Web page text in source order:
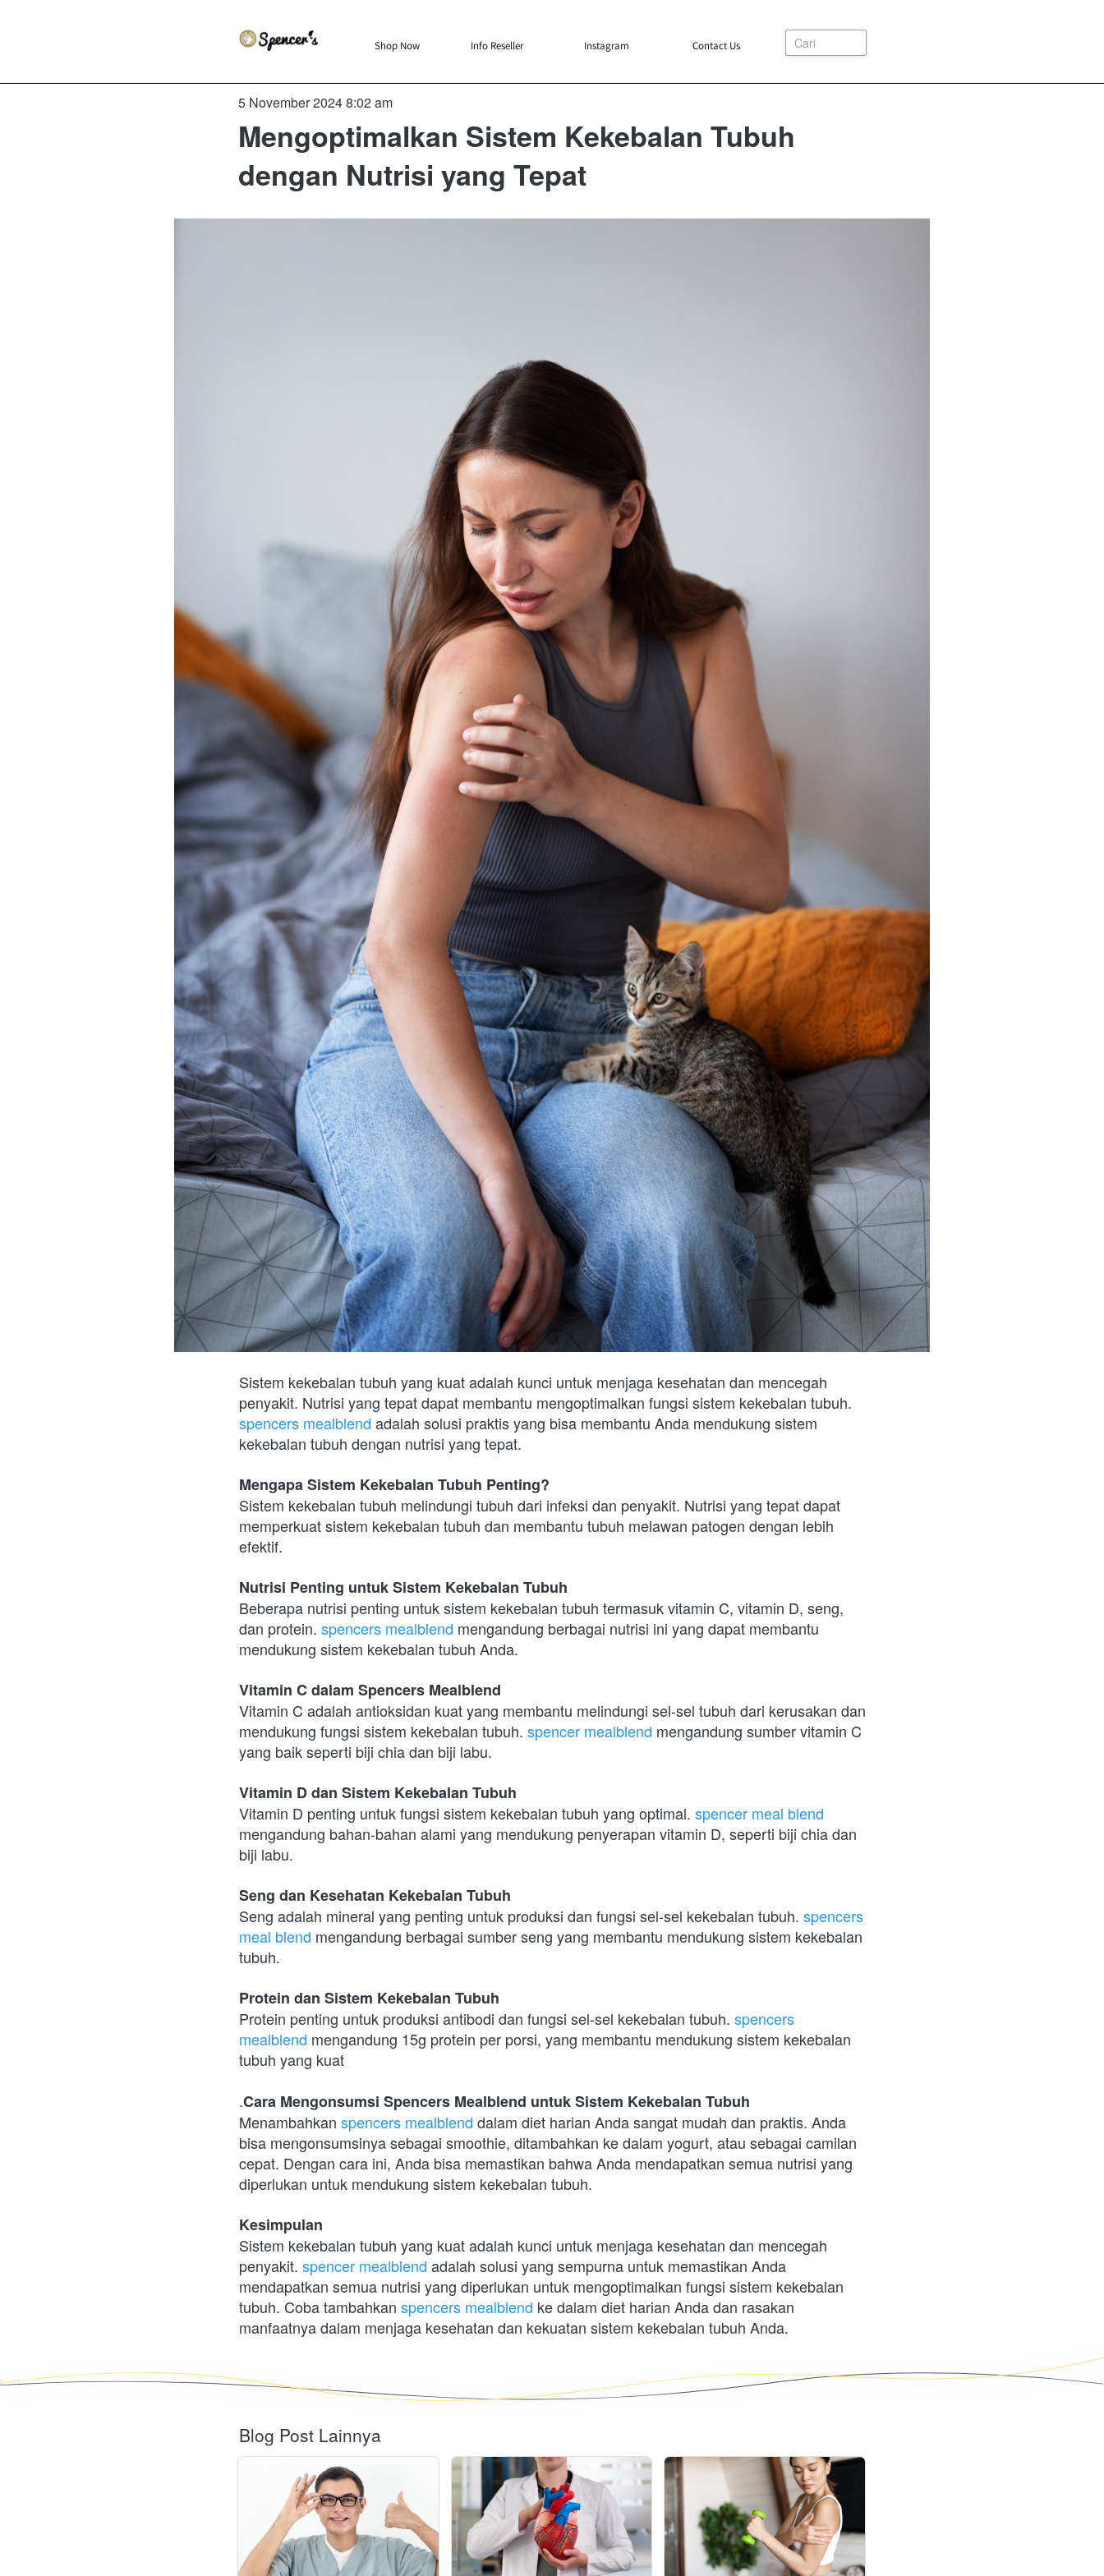
`
Shop Now `
Info Reseller `
Instagram `
Contact Us Cari
5 November 2024 8:02 am
Mengoptimalkan Sistem Kekebalan Tubuh
dengan Nutrisi yang Tepat
Sistem kekebalan tubuh yang kuat adalah kunci untuk menjaga kesehatan dan mencegah
spencers mealblend adalah solusi praktis yang bisa membantu Anda mendukung sistem
kekebalan tubuh dengan nutrisi yang tepat.
Mengapa Sistem Kekebalan Tubuh Penting?
Sistem kekebalan tubuh melindungi tubuh dari infeksi dan penyakit. Nutrisi yang tepat dapat
memperkuat sistem kekebalan tubuh dan membantu tubuh melawan patogen dengan lebih
efektif.
Nutrisi Penting untuk Sistem Kekebalan Tubuh
Beberapa nutrisi penting untuk sistem kekebalan tubuh termasuk vitamin C, vitamin D, seng,
dan protein. spencers mealblend mengandung berbagai nutrisi ini yang dapat membantu
mendukung sistem kekebalan tubuh Anda.
Vitamin C dalam Spencers Mealblend
Vitamin C adalah antioksidan kuat yang membantu melindungi sel-sel tubuh dari kerusakan dan
mendukung fungsi sistem kekebalan tubuh. spencer mealblend mengandung sumber vitamin C
yang baik seperti biji chia dan biji labu.
Vitamin D dan Sistem Kekebalan Tubuh
Vitamin D penting untuk fungsi sistem kekebalan tubuh yang optimal. spencer meal blend
mengandung bahan-bahan alami yang mendukung penyerapan vitamin D, seperti biji chia dan
biji labu.
Seng dan Kesehatan Kekebalan Tubuh
Seng adalah mineral yang penting untuk produksi dan fungsi sel-sel kekebalan tubuh. spencers
meal blend mengandung berbagai sumber seng yang membantu mendukung sistem kekebalan
tubuh.
Protein dan Sistem Kekebalan Tubuh
Protein penting untuk produksi antibodi dan fungsi sel-sel kekebalan tubuh. spencers
mealblend mengandung 15g protein per porsi, yang membantu mendukung sistem kekebalan
tubuh yang kuat
.Cara Mengonsumsi Spencers Mealblend untuk Sistem Kekebalan Tubuh
Menambahkan spencers mealblend dalam diet harian Anda sangat mudah dan praktis. Anda
bisa mengonsumsinya sebagai smoothie, ditambahkan ke dalam yogurt, atau sebagai camilan
cepat. Dengan cara ini, Anda bisa memastikan bahwa Anda mendapatkan semua nutrisi yang
diperlukan untuk mendukung sistem kekebalan tubuh.
Kesimpulan
Sistem kekebalan tubuh yang kuat adalah kunci untuk menjaga kesehatan dan mencegah
penyakit. spencer mealblend adalah solusi yang sempurna untuk memastikan Anda
mendapatkan semua nutrisi yang diperlukan untuk mengoptimalkan fungsi sistem kekebalan
tubuh. Coba tambahkan spencers mealblend ke dalam diet harian Anda dan rasakan
manfaatnya dalam menjaga kesehatan dan kekuatan sistem kekebalan tubuh Anda.
Blog Post Lainnya